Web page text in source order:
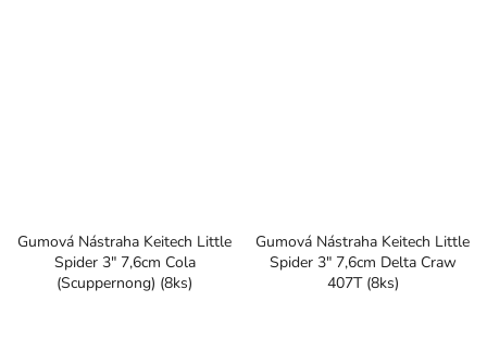
Gumová Nástraha Keitech Little
Spider 3" 7,6cm Cola
(Scuppernong) (8ks)
Gumová Nástraha Keitech Little
Spider 3" 7,6cm Delta Craw
407T (8ks)